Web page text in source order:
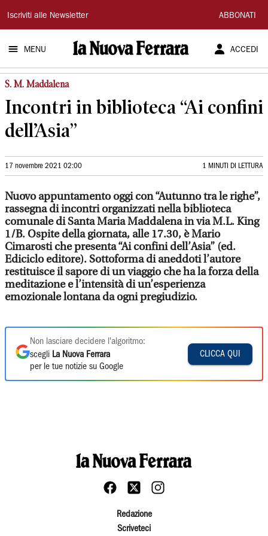
La
Nuova
Ferrara
Iscriviti alle Newsletter ABBONATI
MENU ACCEDI
S. M. Maddalena
Incontri in biblioteca “Ai confini
dell’Asia”
17 novembre 2021 02:00 1 MINUTI DI LETTURA
Nuovo appuntamento oggi con “Autunno tra le righe”,
rassegna di incontri organizzati nella biblioteca
comunale di Santa Maria Maddalena in via M.L. King
1/B. Ospite della giornata, alle 17.30, è Mario
Cimarosti che presenta “Ai confini dell’Asia” (ed.
Ediciclo editore). Sottoforma di aneddoti l’autore
restituisce il sapore di un viaggio che ha la forza della
meditazione e l’intensità di un’esperienza
emozionale lontana da ogni pregiudizio.
Non lasciare decidere l'algoritmo:
scegli La Nuova Ferrara
per le tue notizie su Google
CLICCA QUI
Redazione
Scriveteci